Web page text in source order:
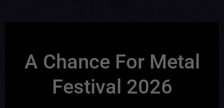
A Chance For Metal
Festival 2026